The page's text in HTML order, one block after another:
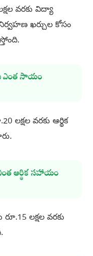
వరకు విద్యా
ఖర్చుల కోసం
ఎంత సాయం
లక్షల వరకు ఆర్థిక
ఆర్థిక సహాయం
లక్షల వరకు